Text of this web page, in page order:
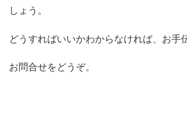
しょう。
どうすればいいかわからなければ、お手
お問合せをどうぞ。